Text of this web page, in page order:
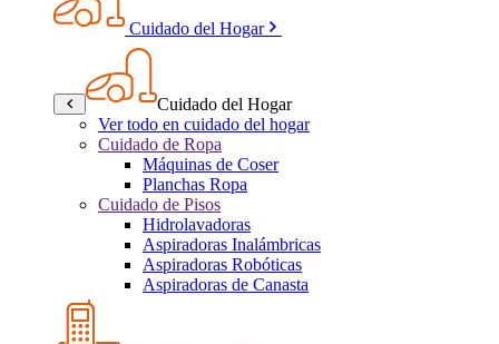
Cuidado del Hogar
Cuidado del Hogar
Ver todo en cuidado del hogar
Cuidado de Ropa
Máquinas de Coser
Planchas Ropa
Cuidado de Pisos
Hidrolavadoras
Aspiradoras Inalámbricas
Aspiradoras Robóticas
Aspiradoras de Canasta